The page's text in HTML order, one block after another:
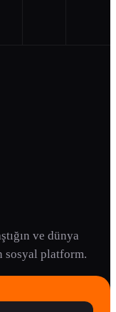
ve dünya
sosyal platform.